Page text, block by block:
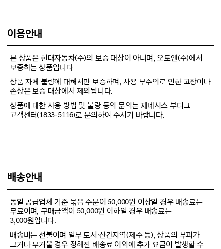
이용안내
본 상품은 현대자동차(주)의 보증 대상이 아니며, 오토앤(주)에서
보증하는 상품입니다.
상품 자체 불량에 대해서만 보증하며, 사용 부주의로 인한 고장이나
손상은 보증 대상에서 제외됩니다.
상품에 대한 사용 방법 및 불량 등의 문의는 제네시스 부티크
고객센터(1833-5116)로 문의하여 주시기 바랍니다.
배송안내
동일 공급업체 기준 묶음 주문이 50,000원 이상일 경우 배송료는
무료이며, 구매금액이 50,000원 이하일 경우 배송료는
3,000원입니다.
배송비는 선불이며 일부 도서·산간지역(제주 등), 상품의 부피가
크거나 무거울 경우 정해진 배송료 이외에 추가 요금이 발생할 수